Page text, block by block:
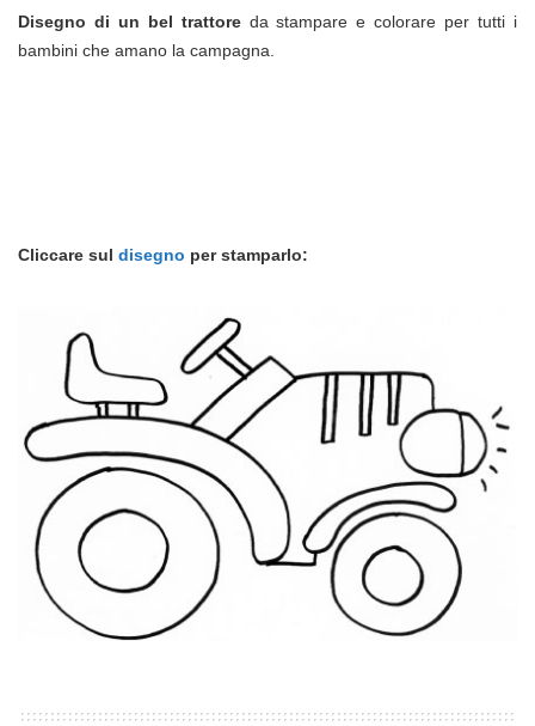
Disegno di un bel trattoreda stampare e colorare per tutti i
bambini che amano la campagna.
Cliccare sul disegno per stamparlo: